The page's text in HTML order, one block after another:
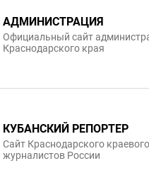
АДМИНИСТРАЦИЯ
Официальный сайт
Краснодарского края
КУБАНСКИЙ РЕПОРТЕР
Сайт Краснодарского
журналистов России